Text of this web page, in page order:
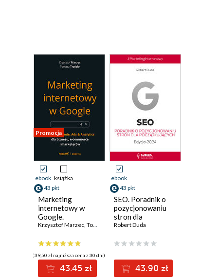
Promocja
ebook książka
43 pkt
Marketing
internetowy w
Google.
Pozycjonowanie,
biznesu, e-
commerce,
marketerów
Krzysztof Marzec, Tomasz Trzósło
(39,50 zł najniższa cena z 30 dni)
43.45 zł
ebook
43 pkt
SEO. Poradnik o
pozycjonowaniu
stron dla
początkujących.
Robert Duda
43.90 zł